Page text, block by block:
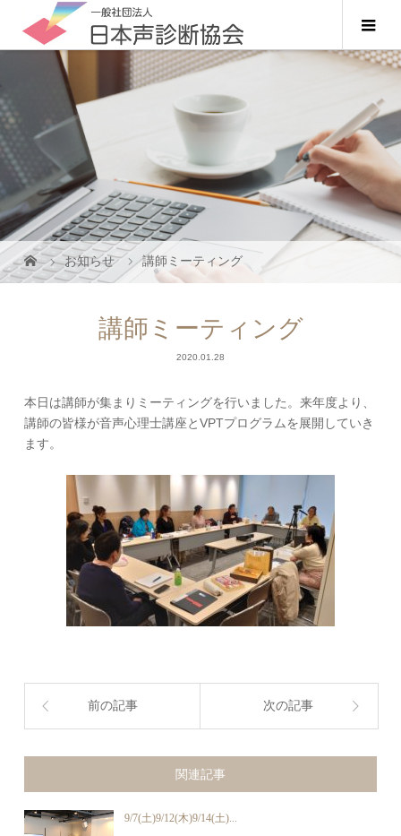
お知らせ 講師ミーティング
講師ミーティング
2020.01.28
本日は講師が集まりミーティングを行いました。来年度より、
講師の皆様が音声心理士講座とVPTプログラムを展開していき
ます。
前の記事 次の記事
関連記事
9/7(土)9/12(木)9/14(土)...